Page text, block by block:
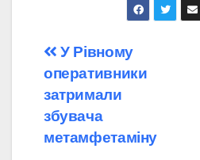
Навігація
записів
У Рівному
оперативники
затримали
збувача
метамфетаміну